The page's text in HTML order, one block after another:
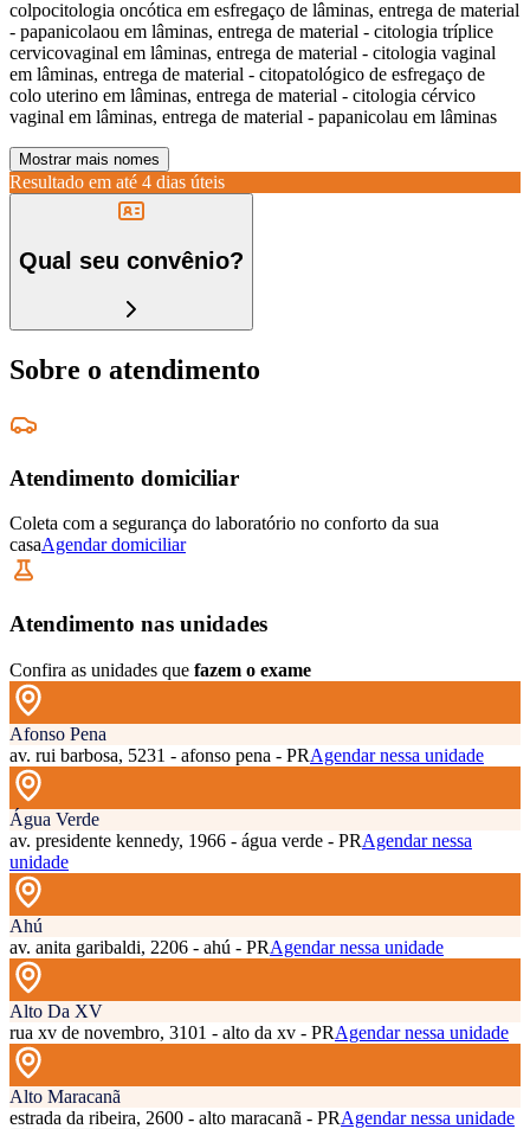
colpocitologia oncótica em esfregaço de lâminas, entrega de material
- papanicolaou em lâminas, entrega de material - citologia tríplice
cervicovaginal em lâminas, entrega de material - citologia vaginal
em lâminas, entrega de material - citopatológico de esfregaço de
colo uterino em lâminas, entrega de material - citologia cérvico
vaginal em lâminas, entrega de material - papanicolau em lâminas
Mostrar mais nomes
Resultado em até 4 dias úteis
Qual seu convênio?
Sobre o atendimento
Atendimento domiciliar
Coleta com a segurança do laboratório no conforto da sua
casaAgendar domiciliar
Atendimento nas unidades
Confira as unidades que fazem o exame
Afonso Pena
av. rui barbosa, 5231 - afonso pena - PRAgendar nessa unidade
Água Verde
av. presidente kennedy, 1966 - água verde - PRAgendar nessa
unidade
Ahú
av. anita garibaldi, 2206 - ahú - PRAgendar nessa unidade
Alto Da XV
rua xv de novembro, 3101 - alto da xv - PRAgendar nessa unidade
Alto Maracanã
estrada da ribeira, 2600 - alto maracanã - PRAgendar nessa unidade